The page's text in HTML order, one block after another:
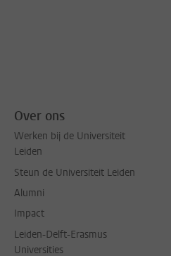
Over ons
Werken bij de Universiteit
Leiden
Steun de Universiteit Leiden
Alumni
Impact
Leiden-Delft-Erasmus
Universities